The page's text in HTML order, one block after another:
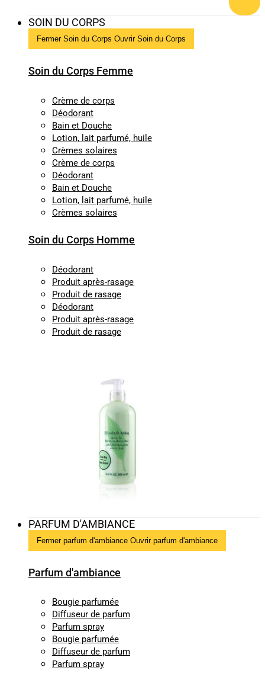
SOIN DU CORPS
Fermer Soin du Corps Ouvrir Soin du Corps
Soin du Corps Femme
Crème de corps
Déodorant
Bain et Douche
Lotion, lait parfumé, huile
Crèmes solaires
Crème de corps
Déodorant
Bain et Douche
Lotion, lait parfumé, huile
Crèmes solaires
Soin du Corps Homme
Déodorant
Produit après-rasage
Produit de rasage
Déodorant
Produit après-rasage
Produit de rasage
PARFUM D'AMBIANCE
Fermer parfum d'ambiance Ouvrir parfum d'ambiance
Parfum d'ambiance
Bougie parfumée
Diffuseur de parfum
Parfum spray
Bougie parfumée
Diffuseur de parfum
Parfum spray